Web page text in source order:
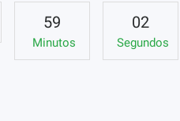
59
Minutos
01
Segundos